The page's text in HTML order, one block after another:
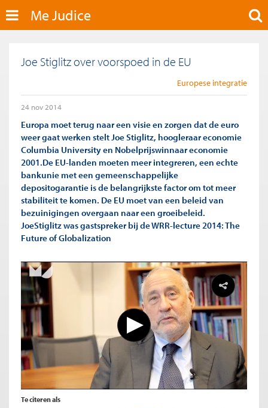
Me Judice
Joe Stiglitz over voorspoed in de EU
Europese integratie
24 nov 2014
Europa moet terug naar een visie en zorgen dat de euro
weer gaat werken stelt Joe Stiglitz, hoogleraar economie
Columbia University en Nobelprijswinnaar economie
2001.De EU-landen moeten meer integreren, een echte
bankunie met een gemeenschappelijke
depositogarantie is de belangrijkste factor om tot meer
stabiliteit te komen. De EU moet van een beleid van
bezuinigingen overgaan naar een groeibeleid.
JoeStiglitz was gastspreker bij de WRR-lecture 2014: The
Future of Globalization
Te citeren als